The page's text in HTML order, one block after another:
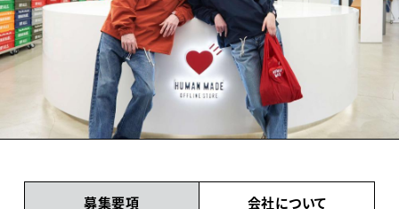
募集要項 会社について